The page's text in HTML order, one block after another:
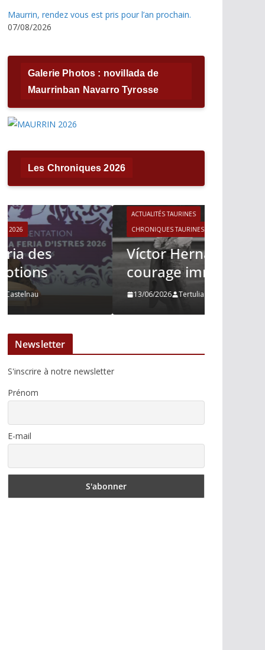
Maurrin, rendez vous est pris pour l’an prochain.
07/08/2026
Galerie Photos : novillada de
Maurrinban Navarro Tyrosse
Les Chroniques 2026
ACTUALITÉS TAURINES
CHRONIQUES TAURINES 2026
Víctor Hernández : le
courage immobile
13/06/2026 Tertulias
Newsletter
S'inscrire à notre newsletter
Prénom
E-mail